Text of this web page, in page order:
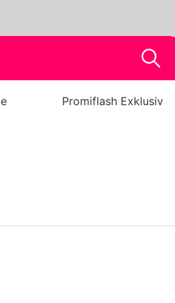
Promiflash Exklusiv